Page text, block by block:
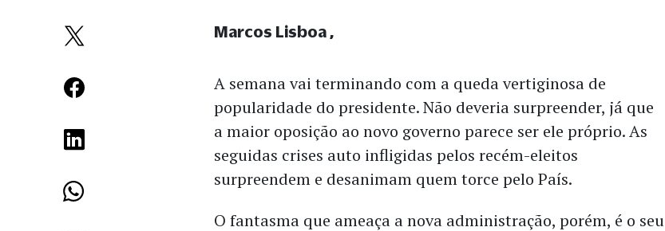
A semana vai terminando com a queda vertiginosa de
popularidade do presidente. Não deveria surpreender, já que
a maior oposição ao novo governo parece ser ele próprio. As
seguidas crises auto infligidas pelos recém-eleitos
surpreendem e desanimam quem torce pelo País.
O fantasma que ameaça a nova administração, porém, é o seu
Marcos Lisboa